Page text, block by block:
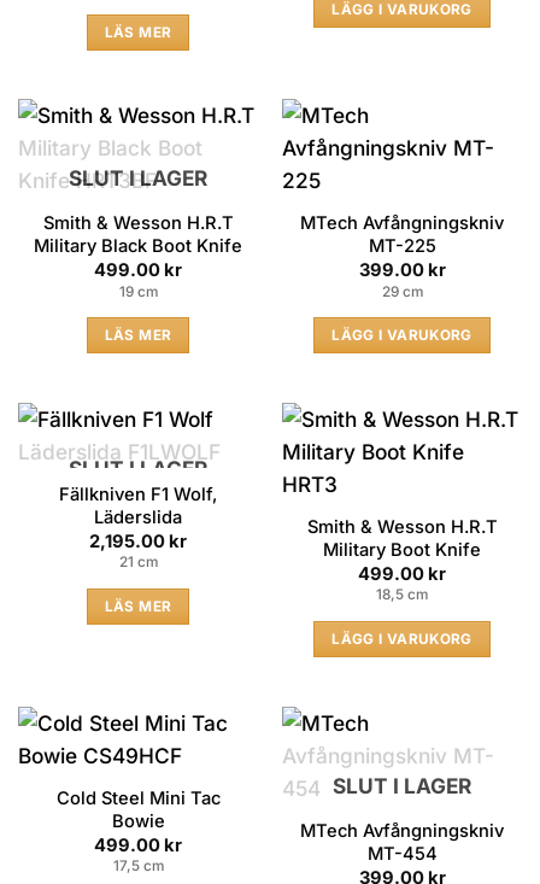
LÄS MER
LÄGG I VARUKORG
SLUT I LAGER
Smith & Wesson H.R.T
Military Black Boot Knife
499.00 kr
19 cm
LÄS MER
MTech Avfångningskniv
MT-225
399.00 kr
29 cm
LÄGG I VARUKORG
SLUT I LAGER
Fällkniven F1 Wolf,
Läderslida
2,195.00 kr
21 cm
LÄS MER
Smith & Wesson H.R.T
Military Boot Knife
499.00 kr
18,5 cm
LÄGG I VARUKORG
Cold Steel Mini Tac
Bowie
499.00 kr
17,5 cm
SLUT I LAGER
MTech Avfångningskniv
MT-454
399.00 kr